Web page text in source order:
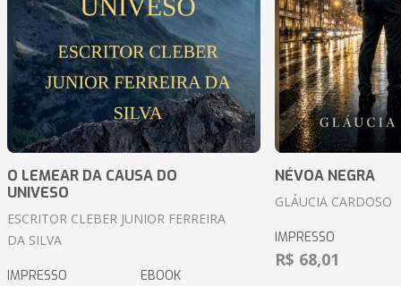
O LEMEAR DA CAUSA DO
UNIVESO
ESCRITOR CLEBER JUNIOR FERREIRA
DA SILVA
IMPRESSO EBOOK
NÉVOA NEGRA
GLÁUCIA CARDOSO
IMPRESSO
R$ 68,01